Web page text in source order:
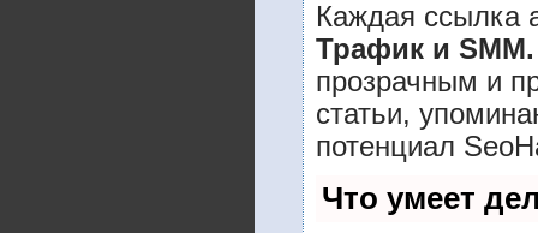
Каждая ссылка
Трафик и SMM.
прозрачным и
статьи,
потенциал
Что умеет